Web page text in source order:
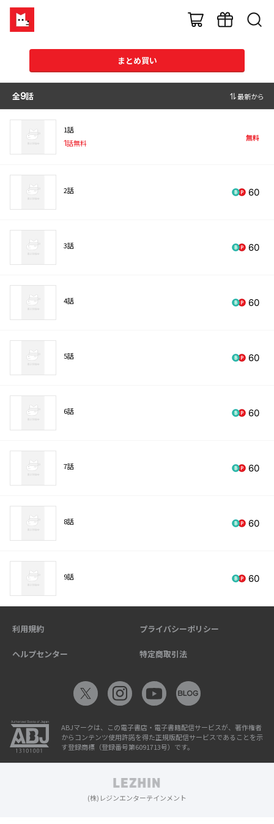
まとめ買い
全9話 最新から
1話
1話無料
無料
2話 60
3話 60
4話 60
5話 60
6話 60
7話 60
8話 60
9話 60
利用規約 プライバシーポリシー
ヘルプセンター 特定商取引法
ABJマークは、この電子書店・電子書籍配信サービスが、著作権者
からコンテンツ使用許諾を得た正規版配信サービスであることを示
す登録商標（登録番号第6091713号）です。
(株)レジンエンターテインメント